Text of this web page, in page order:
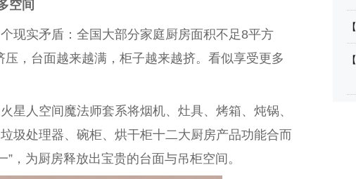
空间
现实矛盾：全国大部分家庭厨房面积不足8平方
， 台面越来越满，柜子越来越挤。看似享受更多
星人空间魔法师套系将烟机、灶具、烤箱、炖锅、
圾处理器、碗柜、烘干柜十二大厨房产品功能合而
”，为厨房释放出宝贵的台面与吊柜空间。
【
【